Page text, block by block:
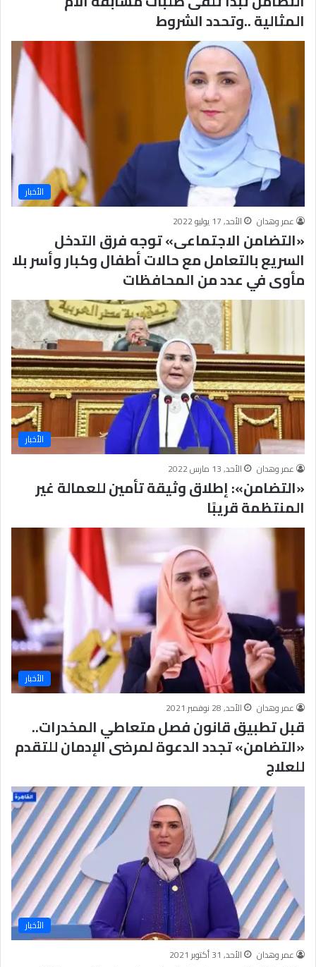
المثالية ..وتحدد الشروط
الأخبار
عمر وهدان
الأحد, 17 يوليو 2022
«التضامن الاجتماعى» توجه فرق التدخل
السريع بالتعامل مع حالات أطفال وكبار وأسر بلا
مأوى في عدد من المحافظات
الأخبار
عمر وهدان
الأحد, 13 مارس 2022
«التضامن»: إطلاق وثيقة تأمين للعمالة غير
المنتظمة قريبًا
الأخبار
عمر وهدان
الأحد, 28 نوفمبر 2021
قبل تطبيق قانون فصل متعاطي المخدرات..
«التضامن» تجدد الدعوة لمرضى الإدمان للتقدم
للعلاج
الأخبار
عمر وهدان
الأحد, 31 أكتوبر 2021